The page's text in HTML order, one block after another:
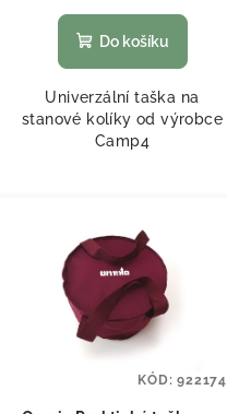
Do košíku
Univerzální taška na
stanové kolíky od výrobce
Camp4
KÓD:922174